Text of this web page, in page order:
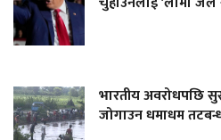
भारतीय अवरोधपछि
जोगाउन धमाधम